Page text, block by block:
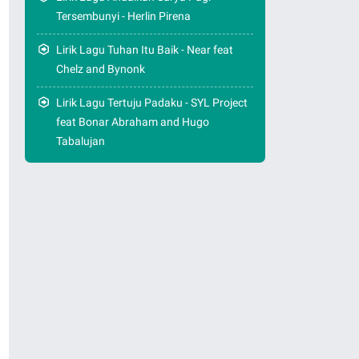
Tersembunyi - Herlin Pirena
Lirik Lagu Tuhan Itu Baik - Near feat
Chelz and Bynonk
Lirik Lagu Tertuju Padaku - SYL Project
feat Bonar Abraham and Hugo
Tabalujan